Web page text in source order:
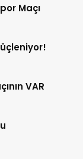
Maçı
VAR